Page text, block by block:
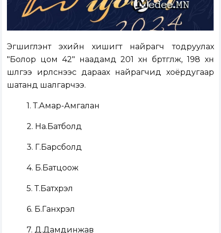
Эгшиглэнт эхийн хишигт найрагч тодруулах
"Болор цом 42" наадамд 201 хүн бүртгүүлж, 198 хүн
шүлгээ ирүүлснээс дараах найрагчид хоёрдугаар
шатанд шалгарчээ.
1. Т.Амар-Амгалан
2. На.Батболд
3. Г.Барсболд
4. Б.Батцоож
5. Т.Батхүрэл
6. Б.Ганхүрэл
7. Д.Дамдинжав